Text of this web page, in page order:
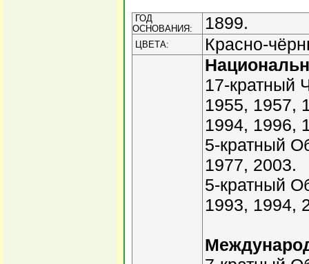
ГОД
ОСНОВАНИЯ:
1899.
ЦВЕТА: Красно-
17-кратный
1955, 1957,
1994, 1996,
5-кратный
1977, 2003.
5-кратный
1993, 1994,